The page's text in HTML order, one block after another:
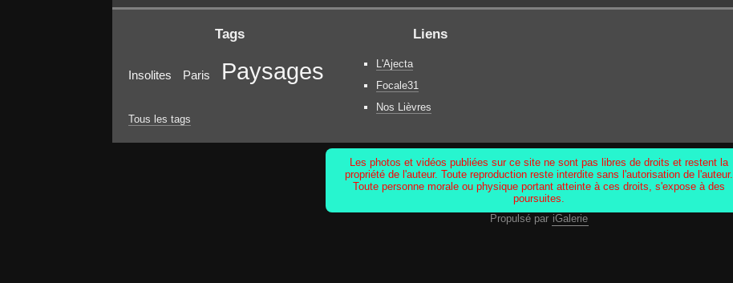
Tags
Insolites Paris Paysages
Tous les tags
Liens
L'Ajecta
Focale31
Nos Lièvres
Les photos et vidéos publiées sur ce site ne sont pas libres de droits et restent la
propriété de l'auteur. Toute reproduction reste interdite sans l'autorisation de l'auteur.
Toute personne morale ou physique portant atteinte à ces droits, s'expose à des
poursuites.
Propulsé par iGalerie